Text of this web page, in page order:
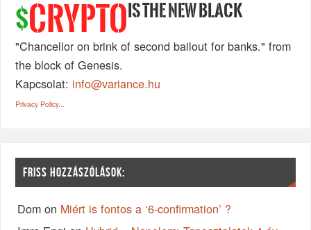
$CRYPTO IS THE NEW BLACK
"Chancellor on brink of second bailout for banks." from
the block of Genesis.
Kapcsolat: info@variance.hu
Privacy Policy...
FRISS HOZZÁSZÓLÁSOK:
Dom on Miért is fontos a ‘6-confirmation’ ?